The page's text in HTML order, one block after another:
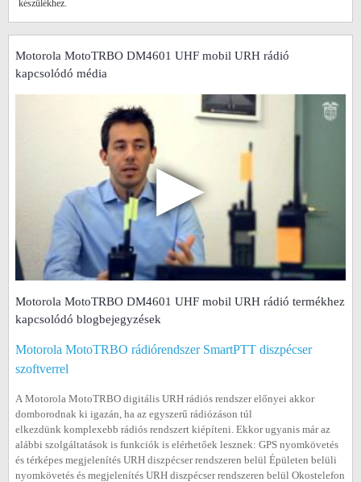
készülékhez.
Motorola MotoTRBO DM4601 UHF mobil URH rádió
kapcsolódó média
▶
Motorola MotoTRBO DM4601 UHF mobil URH rádió termékhez
kapcsolódó blogbejegyzések
Motorola MotoTRBO rádiórendszer SmartPTT diszpécser
szoftverrel
A Motorola MotoTRBO digitális URH rádiós rendszer előnyei akkor
domborodnak ki igazán, ha az egyszerű rádiózáson túl
elkezdünk komplexebb rádiós rendszert kiépíteni. Ekkor ugyanis már az
alábbi szolgáltatások is funkciók is elérhetőek lesznek: GPS nyomkövetés
és térképes megjelenítés URH diszpécser rendszeren belül Épületen belüli
nyomkövetés és megjelenítés URH diszpécser rendszeren belül Okostelefon